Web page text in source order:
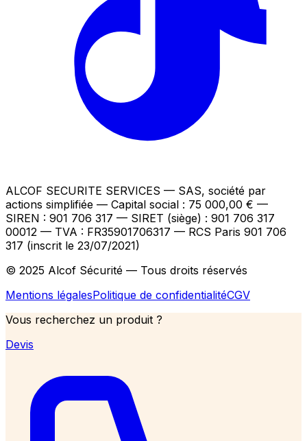
ALCOF SECURITE SERVICES — SAS, société par
actions simplifiée — Capital social : 75 000,00 € —
SIREN : 901 706 317 — SIRET (siège) : 901 706 317
00012 — TVA : FR35901706317 — RCS Paris 901 706
317 (inscrit le 23/07/2021)
© 2025 Alcof Sécurité — Tous droits réservés
Mentions légalesPolitique de confidentialitéCGV
Vous recherchez un produit ?
Devis